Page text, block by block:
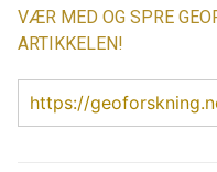
VÆR MED OG SPRE
ARTIKKELEN!
https://